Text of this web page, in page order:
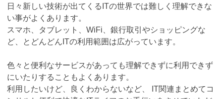
日々新しい技術が出てくるITの世界では難しく理解できな
い事がよくあります。
スマホ、タブレット、WiFi、銀行取引やショッピングな
ど、とどんどんITの利用範囲は広がっています。
色々と便利なサービスがあっても理解できずに利用できず
にいたりすることもよくあります。
利用したいけど、良くわからないなど、 IT関連まとめてコ